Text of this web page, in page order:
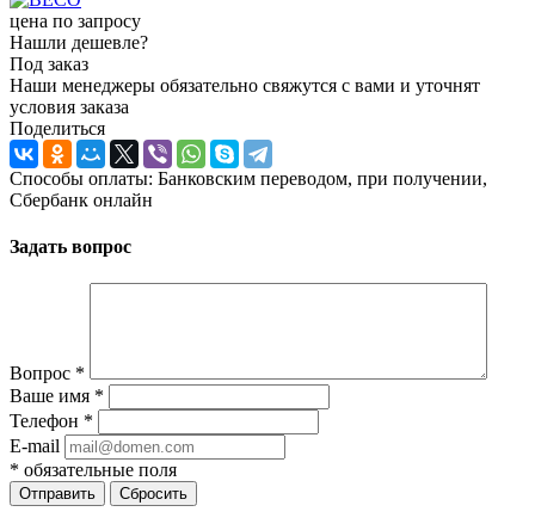
цена по запросу
Нашли дешевле?
Под заказ
Наши менеджеры обязательно свяжутся с вами и уточнят
условия заказа
Поделиться
Способы оплаты: Банковским переводом, при получении,
Сбербанк онлайн
Задать вопрос
Вопрос *
Ваше имя *
Телефон *
E-mail
* обязательные поля
Отправить Сбросить